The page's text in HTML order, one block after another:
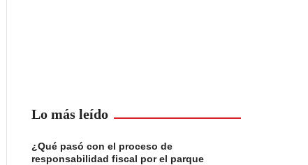
Lo más leído
¿Qué pasó con el proceso de
responsabilidad fiscal por el parque